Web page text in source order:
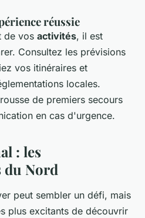
réussie
de vos activités, il est
Consultez les prévisions
vos itinéraires et
locales.
de premiers secours
en cas d'urgence.
: les
Nord
peut sembler un défi, mais
plus excitants de découvrir